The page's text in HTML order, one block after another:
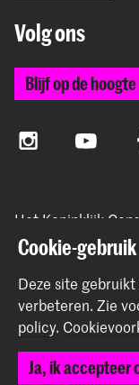
Volg ons
Blijf op de hoogte
InstagramYouTube
Het Koninklijk
Academie van
Hogeschool der
© 2025 - 2026
Cookievoorkeuren
Cookie-gebruik
Deze site
verbeteren. Zie
policy.
Ja, ik accepteer